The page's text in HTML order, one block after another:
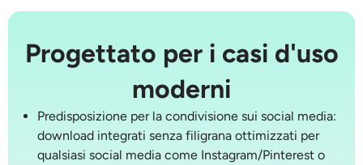
Progettato per i casi d'uso
moderni
Predisposizione per la condivisione sui social media:
download integrati senza filigrana ottimizzati per
qualsiasi social media come Instagram/Pinterest o